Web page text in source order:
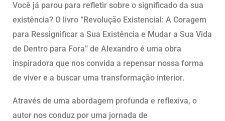
Você já parou para refletir sobre o significado da sua
existência? O livro “Revolução Existencial: A Coragem
para Ressignificar a Sua Existência e Mudar a Sua Vida
de Dentro para Fora” de Alexandro é uma obra
inspiradora que nos convida a repensar nossa forma
de viver e a buscar uma transformação interior.
Através de uma abordagem profunda e reflexiva, o
autor nos conduz por uma jornada de